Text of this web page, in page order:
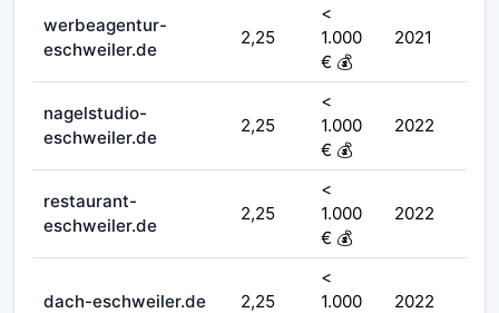
werbeagentur-
eschweiler.de
2,25
<
1.000
€ 💰
2021
nagelstudio-
eschweiler.de
2,25
<
1.000
€ 💰
2022
restaurant-
eschweiler.de
2,25
<
1.000
€ 💰
2022
dach-eschweiler.de 2,25
<
1.000
2022